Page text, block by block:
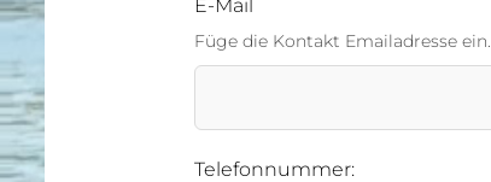
E-Mail
Füge die Kontakt Emailadresse ein.
Telefonnummer: